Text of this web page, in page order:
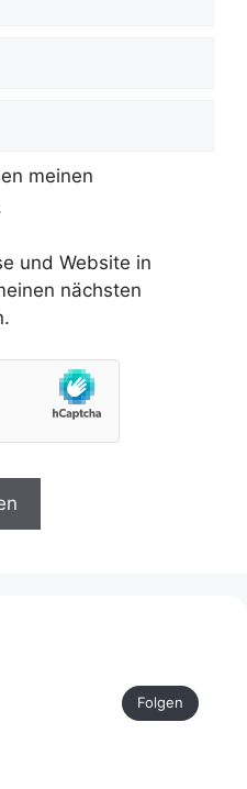
meinen
und Website in
nächsten
Folgen